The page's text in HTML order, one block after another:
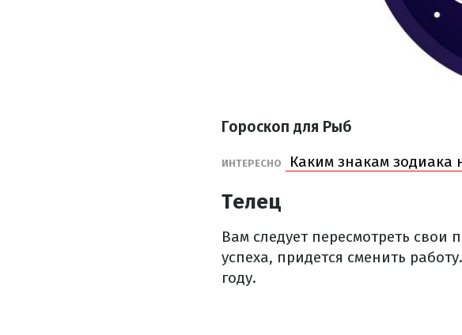
Гороскоп для Рыб
ИНТЕРЕСНО Каким знакам зодиака
Телец
Вам следует пересмотреть
успеха, придется сменить
году.